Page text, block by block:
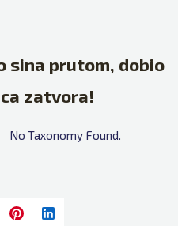
sina prutom, dobio
zatvora!
No Taxonomy Found.